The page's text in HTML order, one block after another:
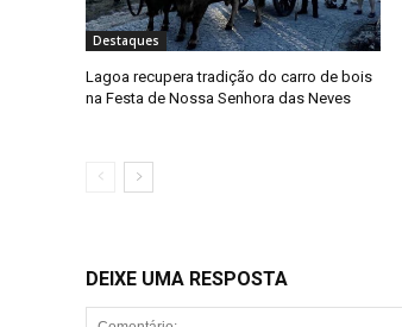
Destaques
Lagoa recupera tradição do carro de bois
na Festa de Nossa Senhora das Neves
DEIXE UMA RESPOSTA